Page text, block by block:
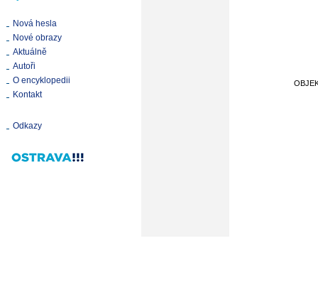
Nová hesla
Nové obrazy
Aktuálně
Autoři
O encyklopedii
Kontakt
Odkazy